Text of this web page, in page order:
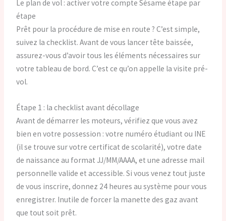
Le plan de vol : activer votre compte Sésame étape par
étape
Prêt pour la procédure de mise en route ? C’est simple,
suivez la checklist. Avant de vous lancer tête baissée,
assurez-vous d’avoir tous les éléments nécessaires sur
votre tableau de bord. C’est ce qu’on appelle la visite pré-
vol.
Étape 1 : la checklist avant décollage
Avant de démarrer les moteurs, vérifiez que vous avez
bien en votre possession : votre numéro étudiant ou INE
(il se trouve sur votre certificat de scolarité), votre date
de naissance au format JJ/MM/AAAA, et une adresse mail
personnelle valide et accessible. Si vous venez tout juste
de vous inscrire, donnez 24 heures au système pour vous
enregistrer. Inutile de forcer la manette des gaz avant
que tout soit prêt.